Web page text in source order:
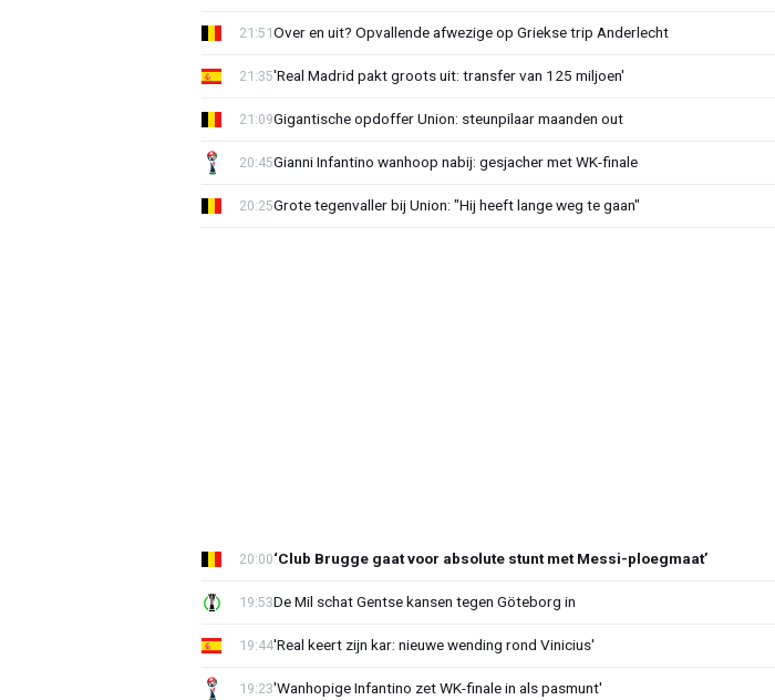
Over en uit? Opvallende afwezige op Griekse trip Anderlecht
21:51
'Real Madrid pakt groots uit: transfer van 125 miljoen'
21:35
Gigantische opdoffer Union: steunpilaar maanden out
21:09
Gianni Infantino wanhoop nabij: gesjacher met WK-finale
20:45
Grote tegenvaller bij Union: "Hij heeft lange weg te gaan"
20:25
‘Club Brugge gaat voor absolute stunt met Messi-ploegmaat’
20:00
De Mil schat Gentse kansen tegen Göteborg in
19:53
'Real keert zijn kar: nieuwe wending rond Vinicius'
19:44
'Wanhopige Infantino zet WK-finale in als pasmunt'
19:23